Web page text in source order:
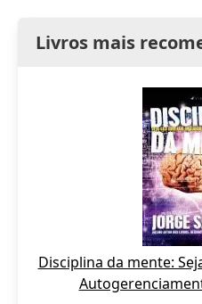
Livros mais
Disciplina da mente: